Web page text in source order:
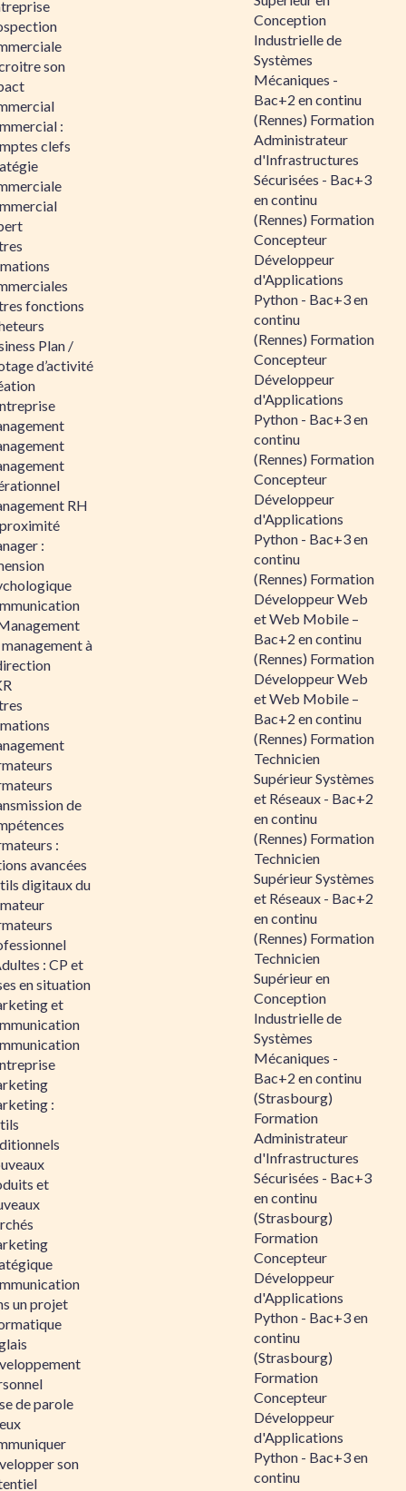
son
:
clefs
fonctions
Plan /
d’activité
RH
:
à
de
:
avancées
digitaux du
: CP et
en situation
et
:
et
un projet
de parole
son
Conception
Industrielle de
Systèmes
Mécaniques -
Bac+2 en continu
(Rennes) Formation
Administrateur
d'Infrastructures
Sécurisées - Bac+3
en continu
(Rennes) Formation
Concepteur
Développeur
d'Applications
Python - Bac+3 en
continu
(Rennes) Formation
Concepteur
Développeur
d'Applications
Python - Bac+3 en
continu
(Rennes) Formation
Concepteur
Développeur
d'Applications
Python - Bac+3 en
continu
(Rennes) Formation
Développeur Web
et Web Mobile –
Bac+2 en continu
(Rennes) Formation
Développeur Web
et Web Mobile –
Bac+2 en continu
(Rennes) Formation
Technicien
Supérieur Systèmes
et Réseaux - Bac+2
en continu
(Rennes) Formation
Technicien
Supérieur Systèmes
et Réseaux - Bac+2
en continu
(Rennes) Formation
Technicien
Supérieur en
Conception
Industrielle de
Systèmes
Mécaniques -
Bac+2 en continu
(Strasbourg)
Formation
Administrateur
d'Infrastructures
Sécurisées - Bac+3
en continu
(Strasbourg)
Formation
Concepteur
Développeur
d'Applications
Python - Bac+3 en
continu
(Strasbourg)
Formation
Concepteur
Développeur
d'Applications
Python - Bac+3 en
continu